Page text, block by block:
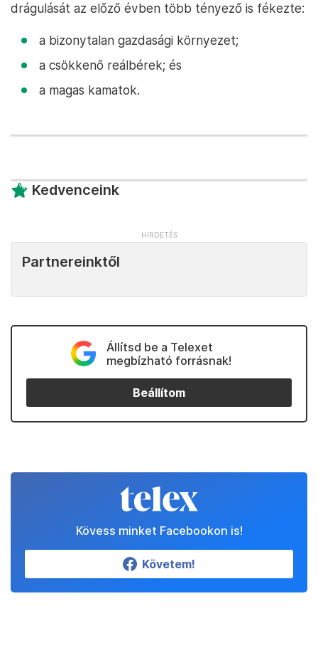
drágulását az előző évben több tényező is fékezte:
a bizonytalan gazdasági környezet;
a csökkenő reálbérek; és
a magas kamatok.
Kedvenceink
Partnereinktől
Állítsd be a Telexet
megbízható forrásnak!
Beállítom
Kövess minket Facebookon is!
Követem!